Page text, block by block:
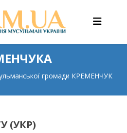
громади КРЕМЕНЧУК
(УКР)